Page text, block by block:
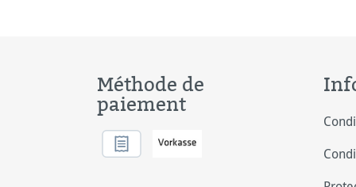
Méthode de
paiement